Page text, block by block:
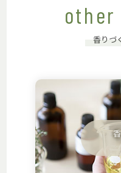
香りづ